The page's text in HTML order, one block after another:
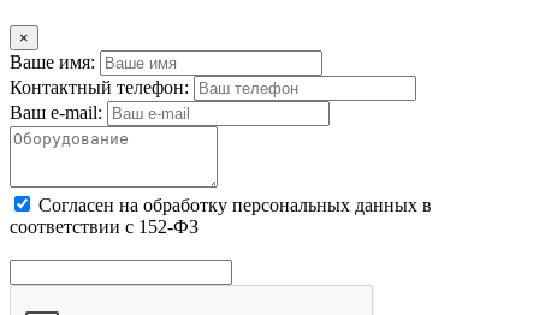
×
Ваше имя:
Контактный телефон:
Ваш e-mail:
Cогласен на обработку персональных данных в
соответствии с 152-ФЗ